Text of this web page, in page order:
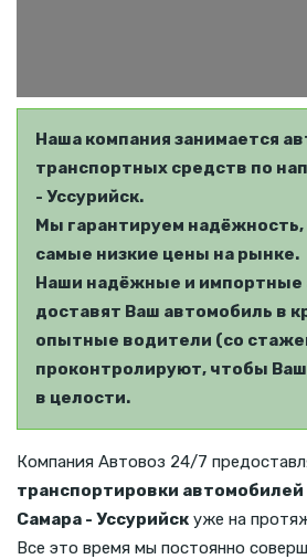
Наша компания занимается
транспортных средств по
- Уссурийск.
Мы гарантируем надёжность,
самые низкие цены на рынке.
Наши надёжные и импортные
доставят Ваш автомобиль в
опытные водители (со
проконтролируют, чтобы
в целости.
Компания Автовоз 24/7
транспортировки
Самара - Уссурийск уже на
Все это время мы постоянно